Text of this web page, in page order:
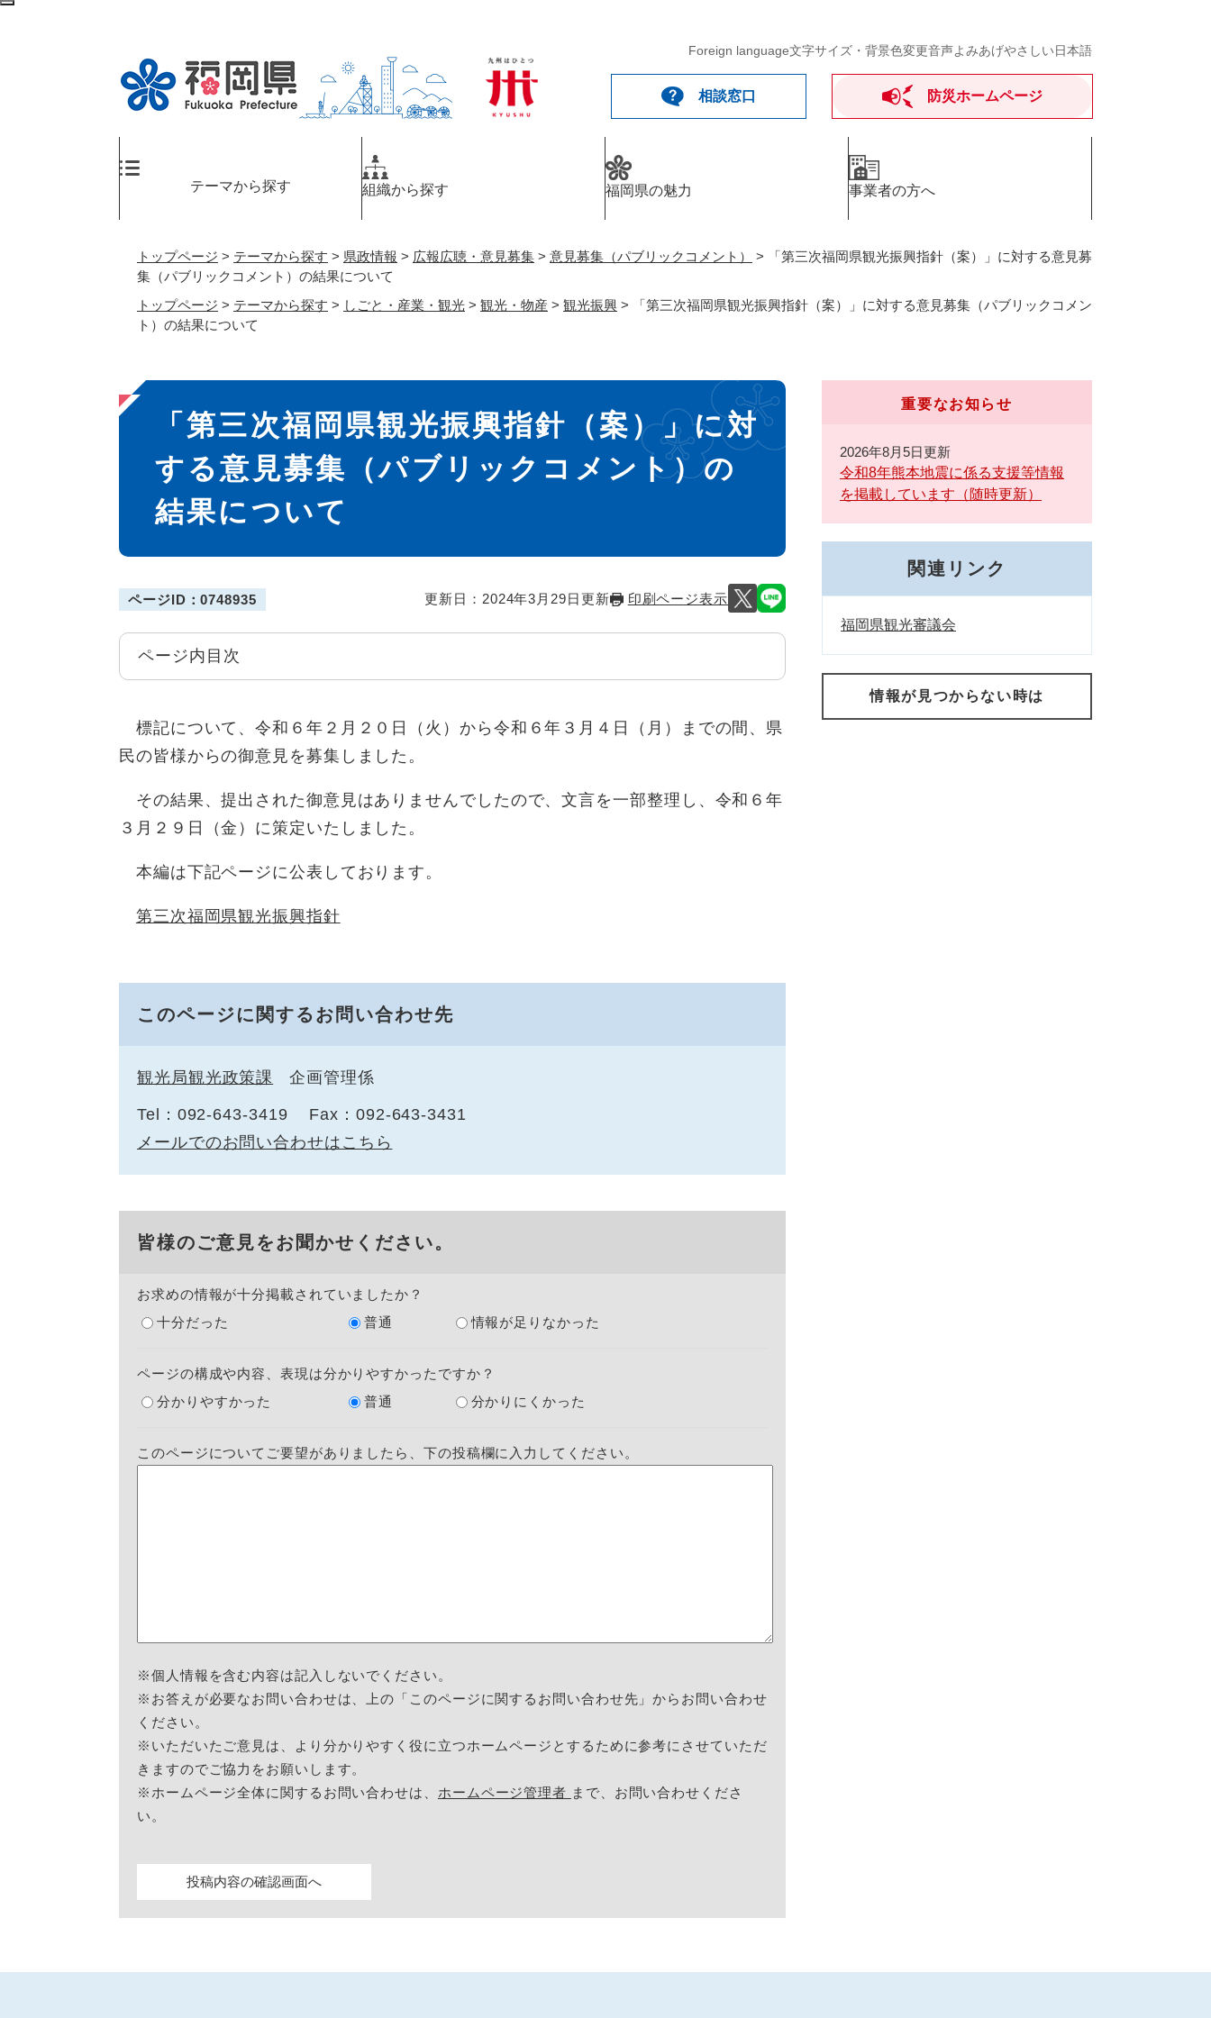
ペ
Foreign language文字サイズ・背景色変更音声よみあげやさしい日本語
相談窓口 防災ホームページ
テーマから探す 組織から探す 福岡県の魅力 事業者の方へ
トップページ > テーマから探す > 県政情報 > 広報広聴・意見募集 > 意見募集（パブリックコメント） >
「第三次福岡県観光振興指針（案）」に対する意見募
集（パブリックコメント）の結果について
トップページ > テーマから探す > しごと・産業・観光 > 観光・物産 > 観光振興 >
「第三次福岡県観光振興指針（案）」に対する意見募集（パブリックコメン
ト）の結果について
本
文
「第三次福岡県観光振興指針（案）」に対
する意見募集（パブリックコメント）の
結果について
ページID：0748935 更新日：2024年3月29日更新 印刷ページ表示
ページ内目次
標記について、令和６年２月２０日（火）から令和６年３月４日（月）までの間、県
民の皆様からの御意見を募集しました。
その結果、提出された御意見はありませんでしたので、文言を一部整理し、令和６年
３月２９日（金）に策定いたしました。
本編は下記ページに公表しております。
第三次福岡県観光振興指針
このページに関するお問い合わせ先
観光局観光政策課 企画管理係
Tel：092-643-3419
Fax：092-643-3431
メールでのお問い合わせはこちら
皆様のご意見をお聞かせください。
お求めの情報が十分掲載されていましたか？
十分だった
普通 情報が足りなかった
ページの構成や内容、表現は分かりやすかったですか？
分かりやすかった
普通 分かりにくかった
このページについてご要望がありましたら、下の投稿欄に入力してください。
※個人情報を含む内容は記入しないでください。
※お答えが必要なお問い合わせは、上の「このページに関するお問い合わせ先」からお問い合わせ
ください。
※いただいたご意見は、より分かりやすく役に立つホームページとするために参考にさせていただ
きますのでご協力をお願いします。
※ホームページ全体に関するお問い合わせは、 ホームページ管理者 まで、お問い合わせくださ
い。
重要なお知らせ
2026年8月5日更新
令和8年熊本地震に係る支援等情報
を掲載しています（随時更新）
関連リンク
福岡県観光審議会
情報が見つからない時は